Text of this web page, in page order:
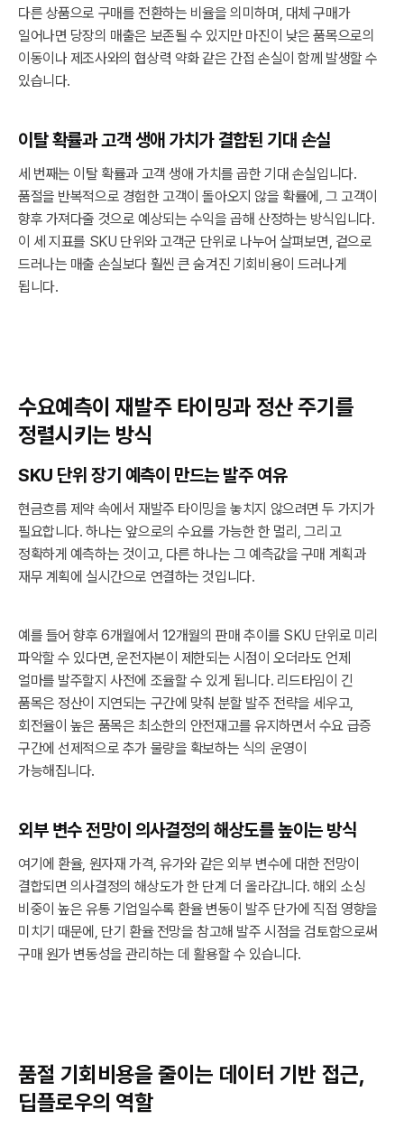
다른 상품으로 구매를 전환하는 비율을 의미하며, 대체 구매가
일어나면 당장의 매출은 보존될 수 있지만 마진이 낮은 품목으로의
이동이나 제조사와의 협상력 약화 같은 간접 손실이 함께 발생할 수
있습니다.
이탈 확률과 고객 생애 가치가 결합된 기대 손실
세 번째는 이탈 확률과 고객 생애 가치를 곱한 기대 손실입니다.
품절을 반복적으로 경험한 고객이 돌아오지 않을 확률에, 그 고객이
향후 가져다줄 것으로 예상되는 수익을 곱해 산정하는 방식입니다.
이 세 지표를 SKU 단위와 고객군 단위로 나누어 살펴보면, 겉으로
드러나는 매출 손실보다 훨씬 큰 숨겨진 기회비용이 드러나게
됩니다.
수요예측이 재발주 타이밍과 정산 주기를
정렬시키는 방식
SKU 단위 장기 예측이 만드는 발주 여유
현금흐름 제약 속에서 재발주 타이밍을 놓치지 않으려면 두 가지가
필요합니다. 하나는 앞으로의 수요를 가능한 한 멀리, 그리고
정확하게 예측하는 것이고, 다른 하나는 그 예측값을 구매 계획과
재무 계획에 실시간으로 연결하는 것입니다.
예를 들어 향후 6개월에서 12개월의 판매 추이를 SKU 단위로 미리
파악할 수 있다면, 운전자본이 제한되는 시점이 오더라도 언제
얼마를 발주할지 사전에 조율할 수 있게 됩니다. 리드타임이 긴
품목은 정산이 지연되는 구간에 맞춰 분할 발주 전략을 세우고,
회전율이 높은 품목은 최소한의 안전재고를 유지하면서 수요 급증
구간에 선제적으로 추가 물량을 확보하는 식의 운영이
가능해집니다.
외부 변수 전망이 의사결정의 해상도를 높이는 방식
여기에 환율, 원자재 가격, 유가와 같은 외부 변수에 대한 전망이
결합되면 의사결정의 해상도가 한 단계 더 올라갑니다. 해외 소싱
비중이 높은 유통 기업일수록 환율 변동이 발주 단가에 직접 영향을
미치기 때문에, 단기 환율 전망을 참고해 발주 시점을 검토함으로써
구매 원가 변동성을 관리하는 데 활용할 수 있습니다.
품절 기회비용을 줄이는 데이터 기반 접근,
딥플로우의 역할